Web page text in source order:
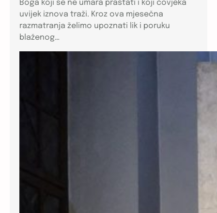
Boga koji se ne umara praštati i koji čovjeka
uvijek iznova traži. Kroz ova mjesečna
razmatranja želimo upoznati lik i poruku
blaženog…